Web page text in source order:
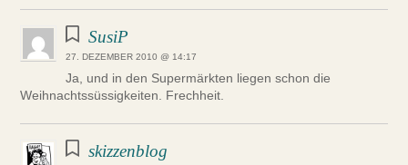
SusiP
27. DEZEMBER 2010 @ 14:17
Ja, und in den Supermärkten liegen schon die
Weihnachtssüssigkeiten. Frechheit.
skizzenblog